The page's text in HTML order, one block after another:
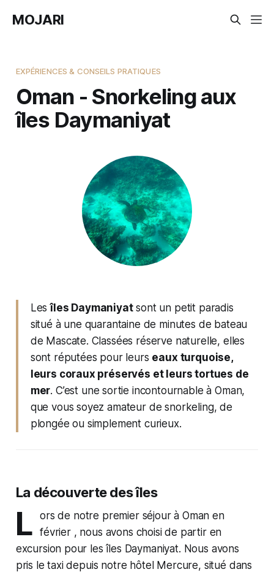
MOJARI
EXPÉRIENCES & CONSEILS PRATIQUES
Oman - Snorkeling aux
îles Daymaniyat
Lesîles Daymaniyatsont un petit paradis
situé à une quarantaine de minutes de bateau
de Mascate. Classées réserve naturelle, elles
sont réputées pour leurs eaux turquoise,
leurs coraux préservés et leurs tortues de
mer. C’est une sortie incontournable à Oman,
que vous soyez amateur de snorkeling, de
plongée ou simplement curieux.
La découverte des îles
L
ors de notre premier séjour à Oman en
février , nous avons choisi de partir en
excursion pour les îles Daymaniyat. Nous avons
pris le taxi depuis notre hôtel Mercure, situé dans